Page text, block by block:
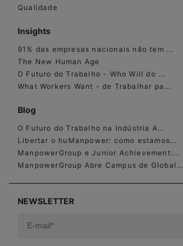
Qualidade
Insights
91% das empresas nacionais não tem ...
The New Human Age
O Futuro do Trabalho - Who Will do ...
What Workers Want - de Trabalhar pa...
Blog
O Futuro do Trabalho na Indústria A...
Libertar o huManpower: como estamos...
ManpowerGroup e Junior Achievement:...
ManpowerGroup Abre Campus de Global...
NEWSLETTER